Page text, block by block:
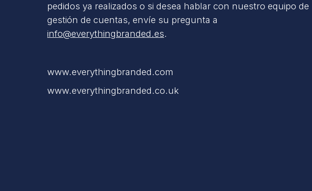
pedidos ya realizados o si desea hablar con nuestro equipo de
gestión de cuentas, envíe su pregunta a
info@everythingbranded.es.
www.everythingbranded.com
www.everythingbranded.co.uk